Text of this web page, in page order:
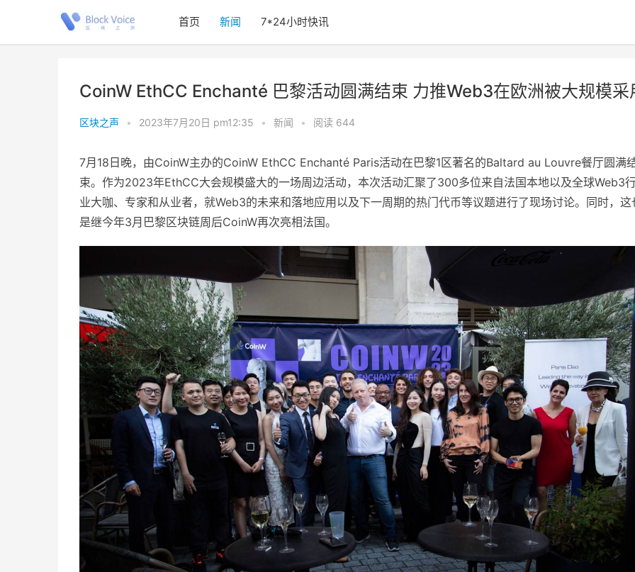
首页 新闻 7*24小时快讯
CoinW EthCC Enchanté 巴黎活动圆满结束 力推Web3在欧洲被大规模采
区块之声 • 2023年7月20日 pm12:35 • 新闻 • 阅读 644
7月18日晚，由CoinW主办的CoinW EthCC Enchanté Paris活动在巴黎1区著名的Baltard au Louvre餐厅圆满
束。作为2023年EthCC大会规模盛大的一场周边活动，本次活动汇聚了300多位来自法国本地以及全球Web3
业大咖、专家和从业者，就Web3的未来和落地应用以及下一周期的热门代币等议题进行了现场讨论。同时，这
是继今年3月巴黎区块链周后CoinW再次亮相法国。